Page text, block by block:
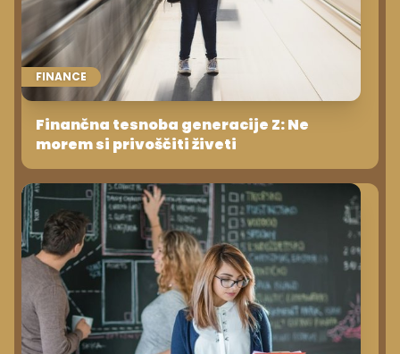
FINANCE
Finančna tesnoba generacije Z: Ne
morem si privoščiti živeti